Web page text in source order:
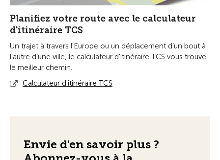
Planifiez votre route avec le calculateur
d'itinéraire TCS
Un trajet à travers l'Europe ou un déplacement d’un bout à
l’autre d’une ville, le calculateur d'itinéraire TCS vous trouve
le meilleur chemin.
Calculateur d'itinéraire TCS